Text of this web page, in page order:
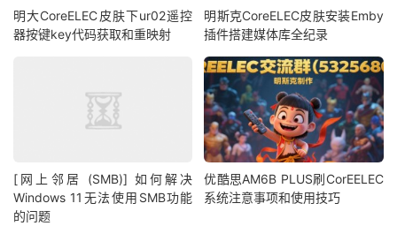
明大CoreELEC皮肤下ur02遥控
器按键key代码获取和重映射
明斯克CoreELEC皮肤安装Emby
插件搭建媒体库全纪录
[网上邻居 (SMB)] 如何解决
Windows 11无法使用SMB功能
的问题
优酷思AM6B PLUS刷CorEELEC
系统注意事项和使用技巧